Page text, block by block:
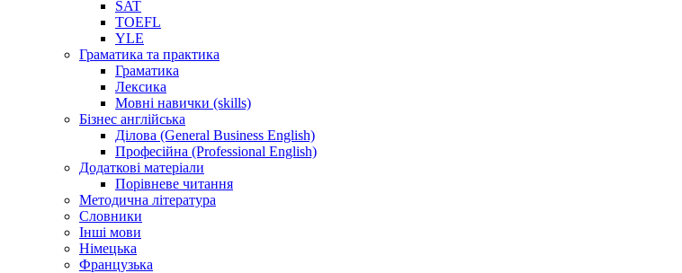
SAT
TOEFL
YLE
Граматика та практика
Граматика
Лексика
Мовні навички (skills)
Бізнес англійська
Ділова (General Business English)
Професійна (Professional English)
Додаткові матеріали
Порівневе читання
Методична література
Словники
Інші мови
Німецька
Французька